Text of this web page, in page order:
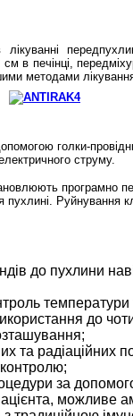
в печінці,
методами
голки-
струму.
програмно
пухлині. Руйнування
до пухлини
температури
до
та радіаційних
за
можливе